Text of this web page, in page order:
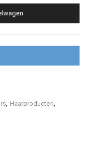
Haarproducten